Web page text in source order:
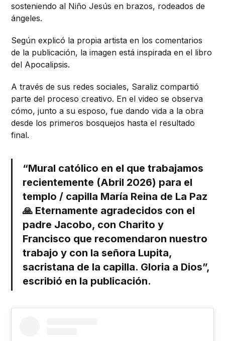
sosteniendo al Niño Jesús en brazos, rodeados de
ángeles.
Según explicó la propia artista en los comentarios
de la publicación, la imagen está inspirada en el libro
del Apocalipsis.
A través de sus redes sociales, Saraliz compartió
parte del proceso creativo. En el video se observa
cómo, junto a su esposo, fue dando vida a la obra
desde los primeros bosquejos hasta el resultado
final.
“Mural católico en el que trabajamos
recientemente (Abril 2026) para el
templo / capilla María Reina de La Paz
🙏 Eternamente agradecidos con el
padre Jacobo, con Charito y
Francisco que recomendaron nuestro
trabajo y con la señora Lupita,
sacristana de la capilla. Gloria a Dios”,
escribió en la publicación.